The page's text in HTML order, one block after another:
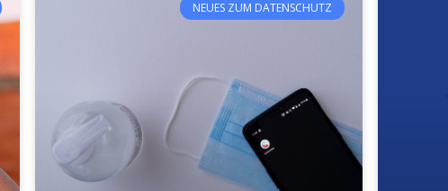
NEUES ZUM DATENSCHUTZ